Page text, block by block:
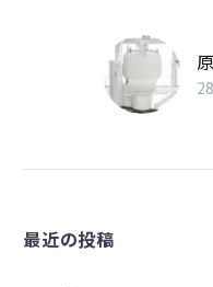
最近の投稿